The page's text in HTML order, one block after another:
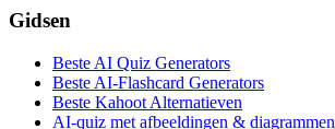
Gidsen
Beste AI Quiz Generators
Beste AI-Flashcard Generators
Beste Kahoot Alternatieven
AI-quiz met afbeeldingen & diagrammen